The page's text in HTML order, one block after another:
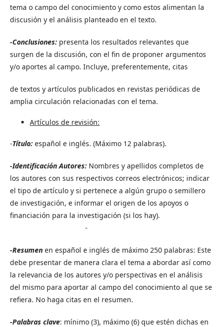
tema o campo del conocimiento y como estos alimentan la
discusión y el análisis planteado en el texto.
-Conclusiones: presenta los resultados relevantes que
surgen de la discusión, con el fin de proponer argumentos
y/o aportes al campo. Incluye, preferentemente, citas
de textos y artículos publicados en revistas periódicas de
amplia circulación relacionadas con el tema.
Artículos de revisión:
-Título: español e inglés. (Máximo 12 palabras).
-Identificación Autores: Nombres y apellidos completos de
los autores con sus respectivos correos electrónicos; indicar
el tipo de artículo y si pertenece a algún grupo o semillero
de investigación, e informar el origen de los apoyos o
financiación para la investigación (si los hay).
-
-Resumen en español e inglés de máximo 250 palabras: Este
debe presentar de manera clara el tema a abordar así como
la relevancia de los autores y/o perspectivas en el análisis
del mismo para aportar al campo del conocimiento al que se
refiera. No haga citas en el resumen.
-Palabras clave: mínimo (3), máximo (6) que estén dichas en